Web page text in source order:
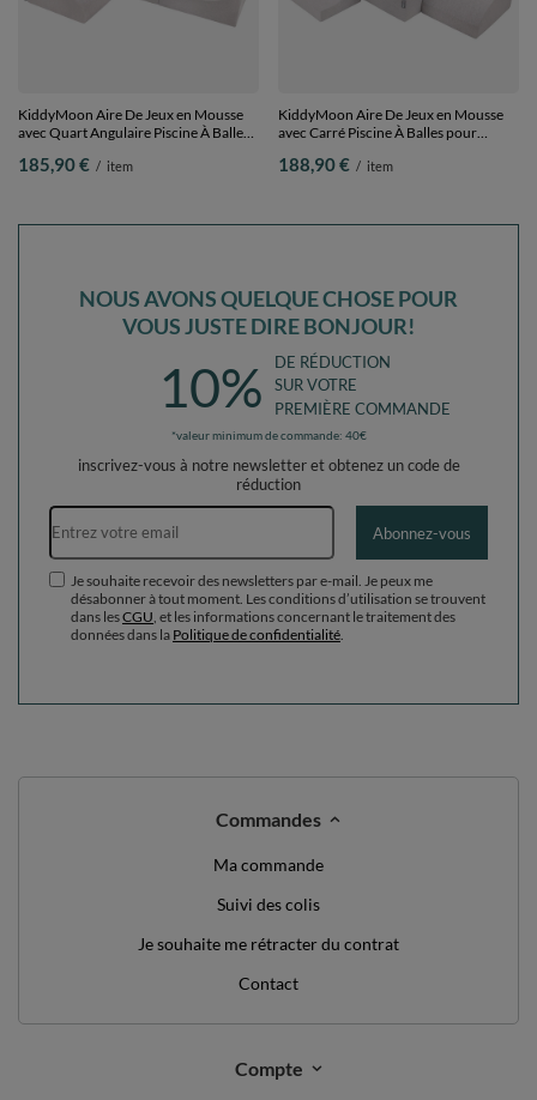
KiddyMoon Aire De Jeux en Mousse
avec Quart Angulaire Piscine À Balles
gris/blanc/turquoise, Piscine (300
185,90 € / item
KiddyMoon Aire De Jeux en Mousse
avec Carré Piscine À Balles pour
gris/blanc/turquoise, Piscine (200
188,90 € / item
NOUS AVONS QUELQUE CHOSE POUR
VOUS JUSTE DIRE BONJOUR!
10%
DE RÉDUCTION
SUR VOTRE
PREMIÈRE COMMANDE
*valeur minimum de commande: 40€
inscrivez-vous à notre newsletter et obtenez un code de
réduction
Adresse e-mail
Abonnez-vous
Je souhaite recevoir des newsletters par e-mail. Je peux me
désabonner à tout moment. Les conditions d’utilisation se trouvent
dans lesCGU , et les informations concernant le traitement des
données dans la Politique de confidentialité
Commandes
Ma commande
Suivi des colis
Je souhaite me rétracter du contrat
Contact
Compte